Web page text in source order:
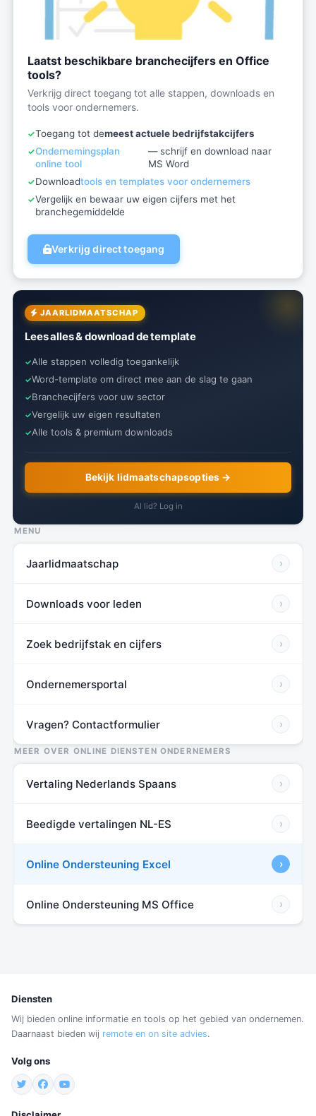
Laatst beschikbare branchecijfers en Office
tools?
Verkrijg direct toegang tot alle stappen, downloads en
tools voor ondernemers.
Toegang tot demeest actuele bedrijfstakcijfers
Ondernemingsplan
online tool
— schrijf en download naar
MS Word
Downloadtools en templates voor ondernemers
Vergelijk en bewaar uw eigen cijfers met het
branchegemiddelde
Verkrijg direct toegang
JAARLIDMAATSCHAP
Lees alles & download de template
Alle stappen volledig toegankelijk
Word-template om direct mee aan de slag te gaan
Branchecijfers voor uw sector
Vergelijk uw eigen resultaten
Alle tools & premium downloads
Bekijk lidmaatschapsopties →
Al lid? Log in
MENU
Jaarlidmaatschap ›
Downloads voor leden ›
Zoek bedrijfstak en cijfers ›
Ondernemersportal ›
Vragen? Contactformulier ›
MEER OVER ONLINE DIENSTEN ONDERNEMERS
Vertaling Nederlands Spaans ›
Beedigde vertalingen NL-ES ›
Online Ondersteuning Excel ›
Online Ondersteuning MS Office ›
Diensten
Wij bieden online informatie en tools op het gebied van ondernemen.
Daarnaast bieden wij remote en on site advies.
Volg ons